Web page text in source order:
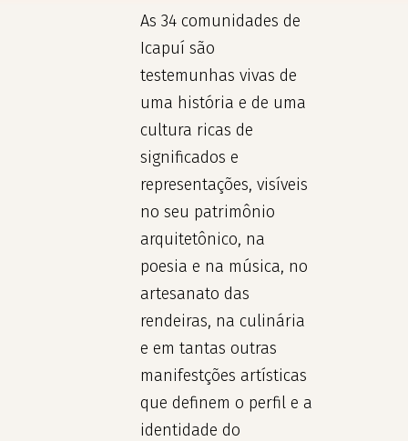
As 34 comunidades de
Icapuí são
testemunhas vivas de
uma história e de uma
cultura ricas de
significados e
representações, visíveis
no seu patrimônio
arquitetônico, na
poesia e na música, no
artesanato das
rendeiras, na culinária
e em tantas outras
manifestções artísticas
que definem o perfil e a
identidade do